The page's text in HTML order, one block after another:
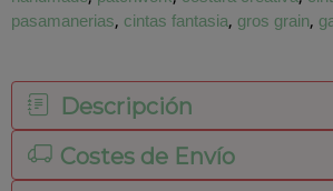
pasamanerias cintas fantasia gros grain
Descripción
Costes de Envío